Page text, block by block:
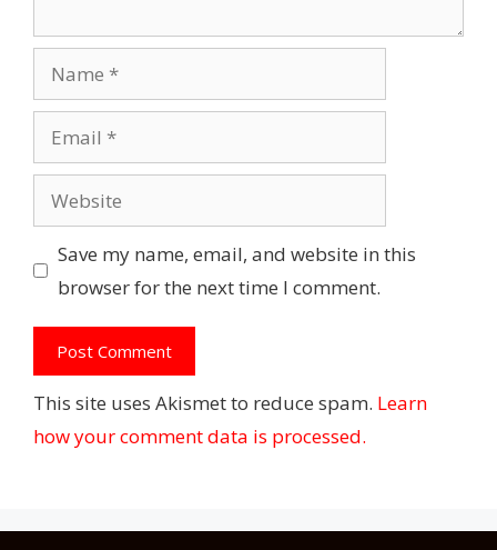
Name
Email
Website
Save my name, email, and website in this
browser for the next time I comment.
This site uses Akismet to reduce spam. Learn
how your comment data is processed.